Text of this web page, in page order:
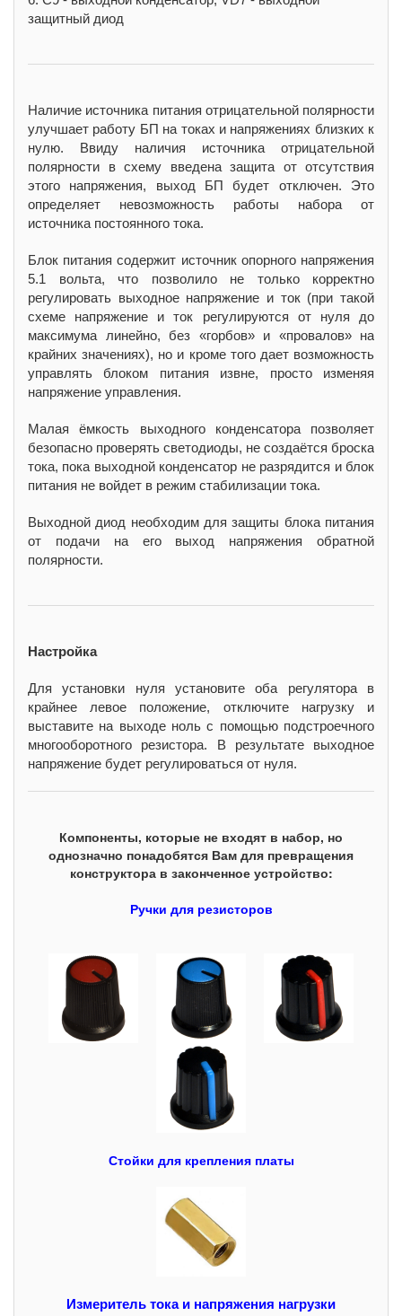
защитный диод
Наличие источника питания отрицательной полярности
улучшает работу БП на токах и напряжениях близких к
нулю. Ввиду наличия источника отрицательной
полярности в схему введена защита от отсутствия
этого напряжения, выход БП будет отключен. Это
определяет невозможность работы набора от
источника постоянного тока.
Блок питания содержит источник опорного напряжения
5.1 вольта, что позволило не только корректно
регулировать выходное напряжение и ток (при такой
схеме напряжение и ток регулируются от нуля до
максимума линейно, без «горбов» и «провалов» на
крайних значениях), но и кроме того дает возможность
управлять блоком питания извне, просто изменяя
напряжение управления.
Малая ёмкость выходного конденсатора позволяет
безопасно проверять светодиоды, не создаётся броска
тока, пока выходной конденсатор не разрядится и блок
питания не войдет в режим стабилизации тока.
Выходной диод необходим для защиты блока питания
от подачи на его выход напряжения обратной
полярности.
Настройка
Для установки нуля установите оба регулятора в
крайнее левое положение, отключите нагрузку и
выставите на выходе ноль с помощью подстроечного
многооборотного резистора. В результате выходное
напряжение будет регулироваться от нуля.
Компоненты, которые не входят в набор, но
однозначно понадобятся Вам для превращения
конструктора в законченное устройство:
Ручки для резисторов
Стойки для крепления платы
Измеритель тока и напряжения нагрузки